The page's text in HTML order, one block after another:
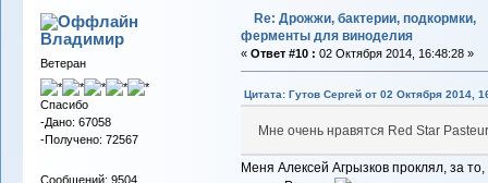
Владимиp
Ветеран
Спасибо
-Дано: 67058
-Получено: 72567
Сообщений: 9504
Re: Дрожжи, бактерии, подкормки,
ферменты для виноделия
« Ответ #10 : 02 Октября 2014, 16:48:28 »
Цитата: Гутов Сергей от 02 Октября 2014,
Мне очень нравятся Red Star
Меня Алексей Агрызков проклял, за